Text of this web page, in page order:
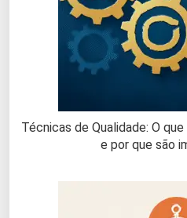
Técnicas de Qualidade: O
e por que são